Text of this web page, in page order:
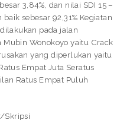
3,84%, dan nilai SDI 15 –
sebesar 92,31% Kegiatan
pada jalan
Mubin Wonokoyo yaitu Crack
yang diperlukan yaitu
Empat Juta Seratus
Ratus Empat Puluh
Skripsi